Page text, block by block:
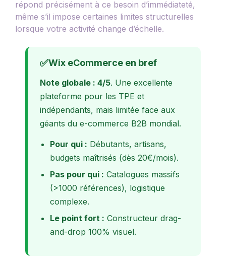
répond précisément à ce besoin d’immédiateté,
même s’il impose certaines limites structurelles
lorsque votre activité change d’échelle.
✅Wix eCommerce en bref
Note globale : 4/5. Une excellente
plateforme pour les TPE et
indépendants, mais limitée face aux
géants du e-commerce B2B mondial.
Pour qui : Débutants, artisans,
budgets maîtrisés (dès 20€/mois).
Pas pour qui : Catalogues massifs
(>1000 références), logistique
complexe.
Le point fort : Constructeur drag-
and-drop 100% visuel.